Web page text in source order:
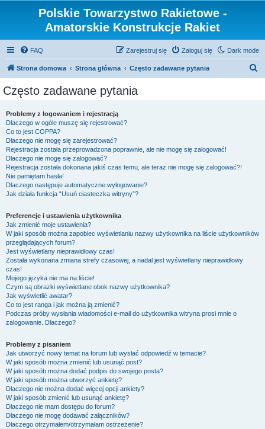
Polskie Towarzystwo Rakietowe -
Amatorskie Konstrukcje Rakiet
Dark mode
FAQ Zaloguj się
Zarejestruj się
Strona domowa Strona główna Często zadawane pytania
Często zadawane pytania
Problemy z logowaniem i rejestracją
Dlaczego w ogóle muszę się rejestrować?
Co to jest COPPA?
Dlaczego nie mogę się zarejestrować?
Rejestracja została przeprowadzona poprawnie, ale nie mogę się zalogować!
Dlaczego nie mogę się zalogować?
Rejestracja została dokonana jakiś czas temu, ale teraz nie mogę się zalogować?!
Nie pamiętam hasła!
Dlaczego następuje automatyczne wylogowanie?
Jak działa funkcja “Usuń ciasteczka witryny”?
Preferencje i ustawienia użytkownika
Jak zmienić moje ustawienia?
W jaki sposób można zapobiec wyświetlaniu nazwy użytkownika na liście użytkowników
przeglądających forum?
Jest wyświetlany nieprawidłowy czas!
Została wykonana zmiana strefy czasowej, a nadal jest wyświetlany nieprawidłowy
czas!
Mojego języka nie ma na liście!
Czym są obrazki wyświetlane obok nazwy użytkownika?
Jak wyświetlić awatar?
Co to jest ranga i jak można ją zmienić?
Podczas próby wysłania wiadomości e-mail do użytkownika witryna prosi mnie o
zalogowanie. Dlaczego?
Problemy z pisaniem
Jak utworzyć nowy temat na forum lub wysłać odpowiedź w temacie?
W jaki sposób można zmienić lub usunąć post?
W jaki sposób można dodać podpis do swojego posta?
W jaki sposób można utworzyć ankietę?
Dlaczego nie można dodać więcej opcji ankiety?
W jaki sposób zmienić lub usunąć ankietę?
Dlaczego nie mam dostępu do forum?
Dlaczego nie mogę dodawać załączników?
Dlaczego otrzymałem/otrzymałam ostrzeżenie?